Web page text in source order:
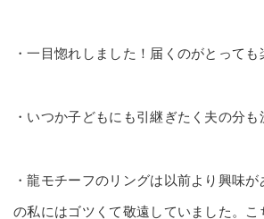
・一目惚れしました！ 届くのがとっても
・ いつか子どもにも引継ぎたく夫の分も
・龍モチーフのリングは以前より興味
の私にはゴツくて敬遠していました。